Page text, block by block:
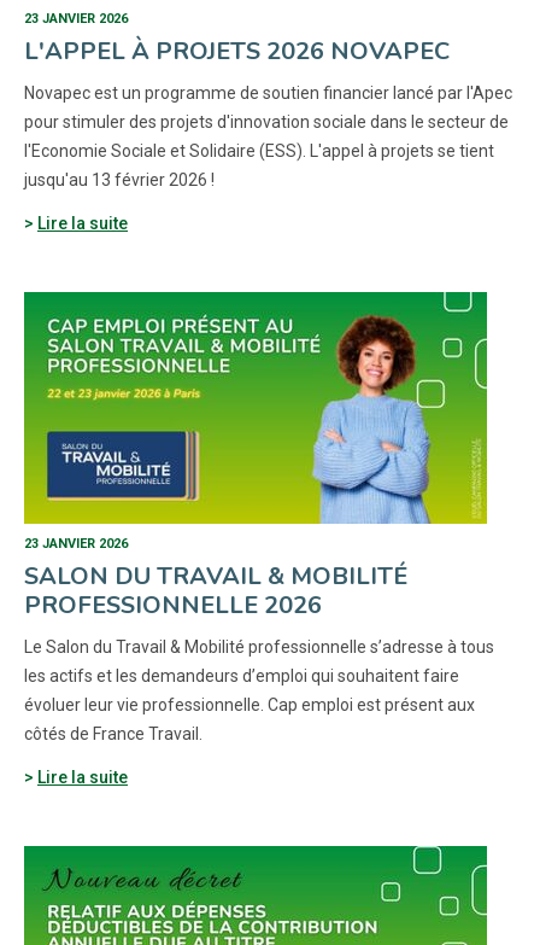
23 JANVIER 2026
L'APPEL À PROJETS 2026 NOVAPEC
Novapec est un programme de soutien financier lancé par l'Apec
pour stimuler des projets d'innovation sociale dans le secteur de
l'Economie Sociale et Solidaire (ESS). L'appel à projets se tient
jusqu'au 13 février 2026 !
Lire la suite
23 JANVIER 2026
SALON DU TRAVAIL & MOBILITÉ
PROFESSIONNELLE 2026
Le Salon du Travail & Mobilité professionnelle s’adresse à tous
les actifs et les demandeurs d’emploi qui souhaitent faire
évoluer leur vie professionnelle. Cap emploi est présent aux
côtés de France Travail.
Lire la suite